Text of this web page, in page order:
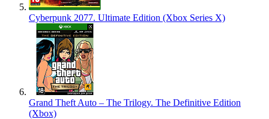
Cyberpunk 2077. Ultimate Edition (Xbox Series X)
Grand Theft Auto – The Trilogy. The Definitive Edition
(Xbox)